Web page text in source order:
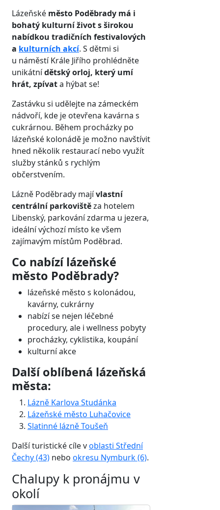
Lázeňské město Poděbrady má i
bohatý kulturní život s širokou
nabídkou tradičních festivalových
a kulturních akcí. S dětmi si
u náměstí Krále Jiřího prohlédněte
unikátnídětský orloj, který umí
hrát, zpívata hýbat se!
Zastávku si udělejte na zámeckém
nádvoří, kde je otevřena kavárna s
cukrárnou. Během procházky po
lázeňské kolonádě je možno navštívit
hned několik restaurací nebo využít
služby stánků s rychlým
občerstvením.
Lázně Poděbrady majívlastní
centrální parkovištěza hotelem
Libenský, parkování zdarma u jezera,
ideální výchozí místo ke všem
zajímavým místům Poděbrad.
Co nabízí lázeňské
město Poděbrady?
lázeňské město s kolonádou,
kavárny, cukrárny
nabízí se nejen léčebné
procedury, ale i wellness pobyty
procházky, cyklistika, koupání
kulturní akce
Další oblíbená lázeňská
města:
Lázně Karlova Studánka
Lázeňské město Luhačovice
Slatinné lázně Toušeň
Další turistické cíle voblasti Střední
Čechy (43) nebo okresu Nymburk (6).
Chalupy k pronájmu v
okolí